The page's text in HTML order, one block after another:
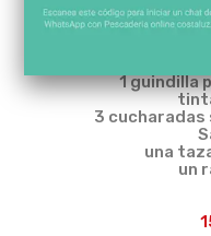
1
2
2
1guindilla
3 cucharadas
una
un